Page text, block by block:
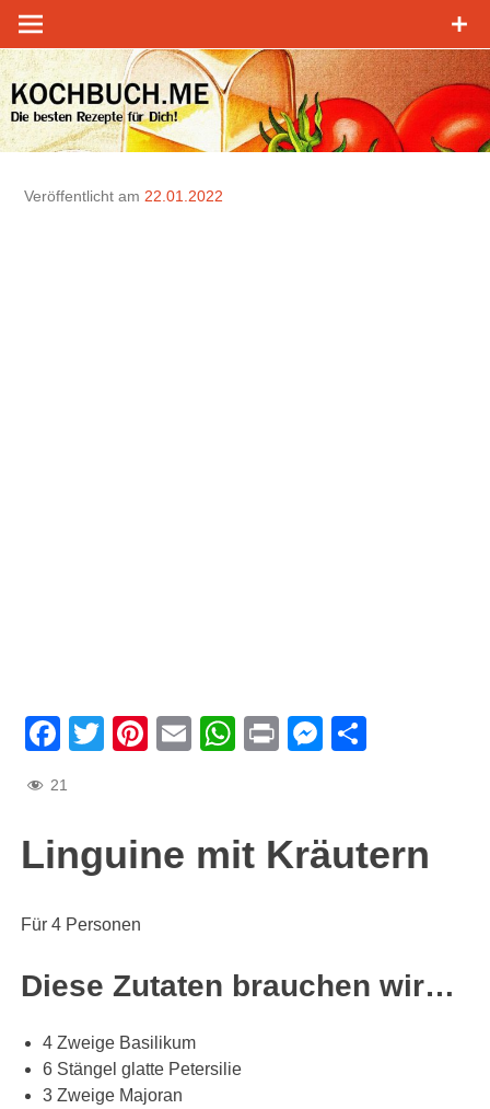
Zum
Inhalt
springen
Veröffentlicht am 22.01.2022
Facebook
TwitterPinterest
EmailWhatsApp
Print
21
Linguine mit Kräutern
Für 4 Personen
Diese Zutaten brauchen wir…
4 Zweige Basilikum
6 Stängel glatte Petersilie
3 Zweige Majoran